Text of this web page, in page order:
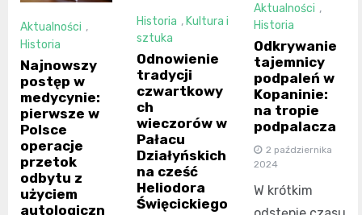
Aktualności ,
Historia
Najnowszy
postęp w
medycynie:
pierwsze w
Polsce
operacje
przetok
odbytu z
użyciem
autologiczn
Historia , Kultura i
sztuka
Odnowienie
tradycji
czwartkowy
ch
wieczorów w
Pałacu
Działyńskich
na cześć
Heliodora
Święcickiego
Aktualności ,
Historia
Odkrywanie
tajemnicy
podpaleń w
Kopaninie:
na tropie
podpalacza
2 października
2024
W krótkim